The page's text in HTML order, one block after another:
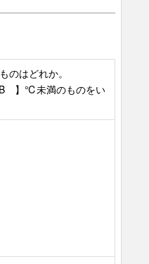
はどれか。
B 】℃未満のものをい